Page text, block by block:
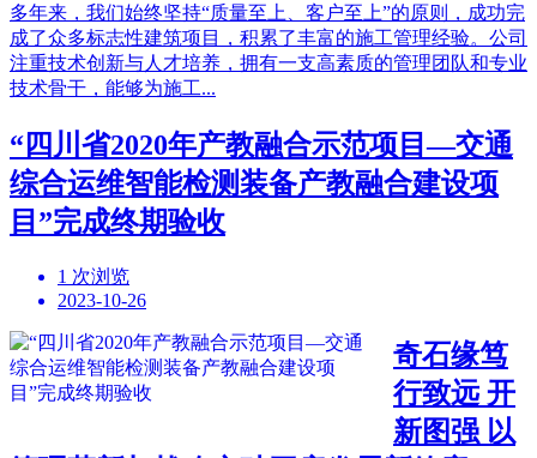
多年来，我们始终坚持“质量至上、客户至上”的原则，成功完
成了众多标志性建筑项目，积累了丰富的施工管理经验。公司
注重技术创新与人才培养，拥有一支高素质的管理团队和专业
技术骨干，能够为施工...
“四川省2020年产教融合示范项目—交通
综合运维智能检测装备产教融合建设项
目”完成终期验收
1 次浏览
2023-10-26
奇石缘笃
行致远 开
新图强 以